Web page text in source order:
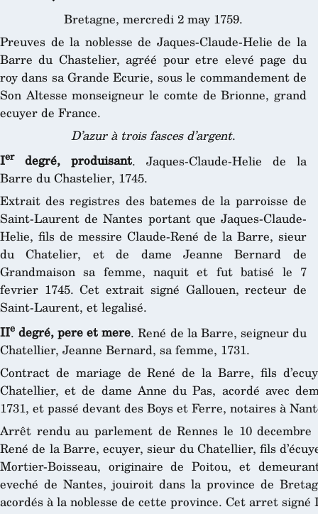
Bretagne, mercredi 2 may 1759.
Preuves de la noblesse de Jaques-Claude-Helie de la
Barre du Chastelier, agréé pour etre elevé page du
roy dans sa Grande Ecurie, sous le commandement de
Son Altesse monseigneur le comte de Brionne, grand
ecuyer de France.
D’azur à trois fasces d’argent.
Ierdegré, produisant. Jaques-Claude-Helie de la
Barre du Chastelier, 1745.
Extrait des registres des batemes de la parroisse de
Saint-Laurent de Nantes portant que Jaques-Claude-
Helie, fils de messire Claude-René de la Barre, sieur
du Chatelier, et de dame Jeanne Bernard de
Grandmaison sa femme, naquit et fut batisé le 7
fevrier 1745. Cet extrait signé Gallouen, recteur de
Saint-Laurent, et legalisé.
IIe degré, pere et mere. René de la Barre, seigneur du
Chatellier, Jeanne Bernard, sa femme, 1731.
Contract de mariage de René de la Barre, fils
Chatellier, et de dame Anne du Pas, acordé avec
1731, et passé devant des Boys et Ferre, notaires à
Arrêt rendu au parlement de Rennes le 10
René de la Barre, ecuyer, sieur du Chatellier, fils
Mortier-Boisseau, originaire de Poitou, et
eveché de Nantes, jouiroit dans la province de
acordés à la noblesse de cette province. Cet arret signé